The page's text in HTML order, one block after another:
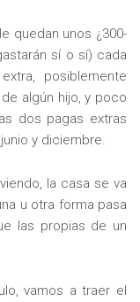
quedan unos ¿300-
sí o sí) cada
posiblemente
algún hijo, y poco
dos pagas extras
y diciembre.
la casa se va
u otra forma pasa
las propias de un
vamos a traer el